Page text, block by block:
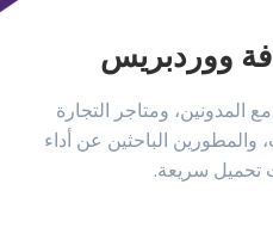
ووردبريس
ومتاجر التجارة
والمطورين الباحثين عن أداء
تحميل سريعة.